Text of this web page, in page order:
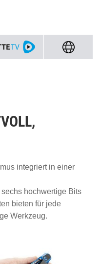
integriert in einer
hochwertige Bits
bieten für jede
Werkzeug.